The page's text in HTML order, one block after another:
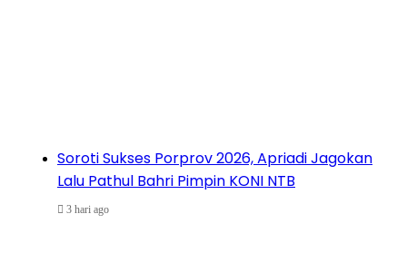
Soroti Sukses Porprov 2026, Apriadi Jagokan
Lalu Pathul Bahri Pimpin KONI NTB
3 hari ago